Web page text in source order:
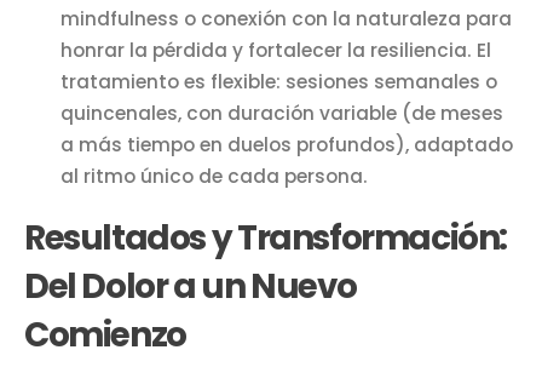
mindfulness o conexión con la naturaleza para
honrar la pérdida y fortalecer la resiliencia. El
tratamiento es flexible: sesiones semanales o
quincenales, con duración variable (de meses
a más tiempo en duelos profundos), adaptado
al ritmo único de cada persona.
Resultados y Transformación:
Del Dolor a un Nuevo
Comienzo